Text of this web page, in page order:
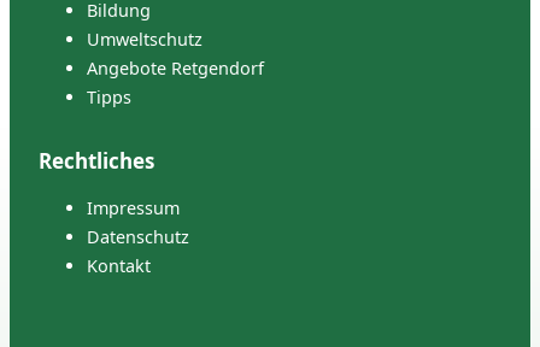
Bildung
Umweltschutz
Angebote Retgendorf
Tipps
Rechtliches
Impressum
Datenschutz
Kontakt